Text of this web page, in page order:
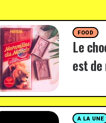
FOOD
Le
est
A LA UNE